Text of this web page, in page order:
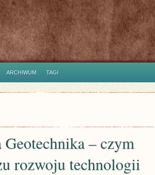
ARCHIWUM TAGI
Geotechnika – czym
rozwoju technologii